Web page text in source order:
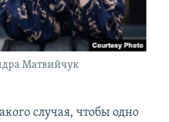
Матвийчук
случая, чтобы одно